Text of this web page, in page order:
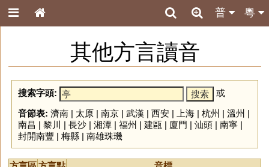
粵
普
其他方言讀音
搜索字頭:
或
音節表: 濟南| 太原| 南京| 武漢 | 西安| 上海| 杭州 | 溫州 |
南昌 | 黎川 | 長沙| 湘潭| 福州 | 建甌 | 廈門 | 汕頭| 南寧|
封開南豐 | 梅縣| 南雄珠璣